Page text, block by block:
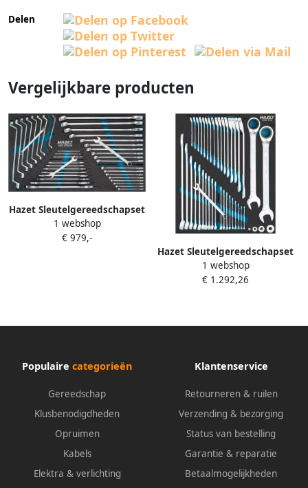
Delen
Vergelijkbare producten
Hazet Sleutelgereedschapset
163-478 40 Buitentwaalfkant
tractieprofiel Buiten-zeskant-
1 webshop
€ 979,-
Hazet Sleutelgereedschapset
163D-9 42-delig 5 32
1 webshop
€ 1.292,26
Populaire categorieën
Gereedschap
Klusbenodigdheden
Opruimen
Kabels
Elektra & verlichting
Klantenservice
Retourneren & ruilen
Verzending & bezorging
Status van bestelling
Garantie & reparatie
Betaalmogelijkheden